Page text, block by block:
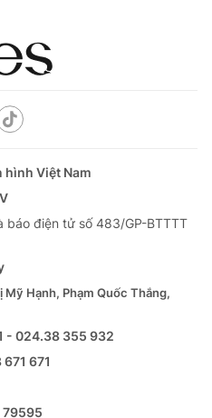
hình Việt Nam
báo điện tử số 483/GP-BTTTT
Mỹ Hạnh, Phạm Quốc Thắng,
- 024.38 355 932
671